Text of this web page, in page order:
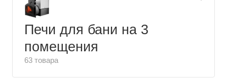
Печи для бани на 3
помещения
63 товара